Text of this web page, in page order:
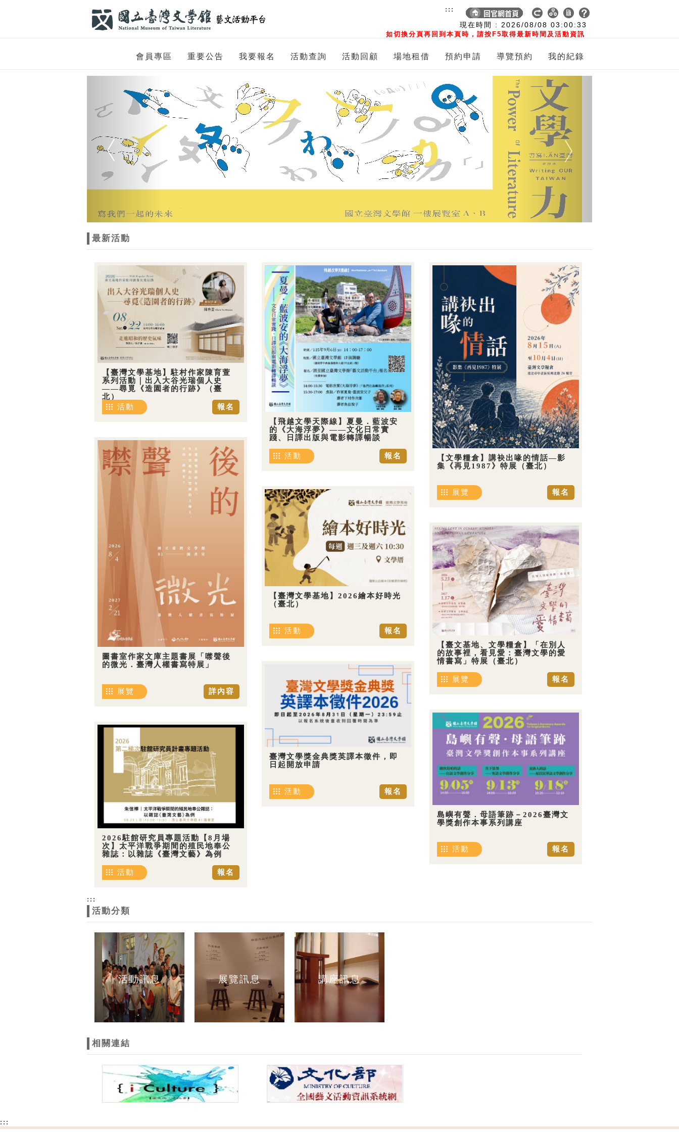
現在時間 : 2026/08/08 03:00:33
如切換分頁再回到本頁時，請按F5取得最新時間及活動資訊
:::
會員專區 重要公告 我要報名 活動查詢 活動回顧 場地租借 預約申請 導覽預約 我的紀錄
Next
最新活動
【臺灣文學基地】駐村作家陳育萱
系列活動｜出入大谷光瑞個人史
——尋覓《造園者的行跡》（臺
北）
報名
活動
【飛越文學天際線】夏曼．藍波安
的《大海浮夢》——文化日常實
踐、日譯出版與電影轉譯暢談
報名
活動
【文學糧倉】講袂出喙的情話—影
集《再見1987》特展（臺北）
報名
展覽
圖書室作家文庫主題書展「噤聲後
的微光．臺灣人權書寫特展」
詳內容
展覽
【臺灣文學基地】2026繪本好時光
（臺北）
報名
活動
【臺文基地、文學糧倉】「在別人
的故事裡，看見愛：臺灣文學的愛
情書寫」特展（臺北）
報名
展覽
臺灣文學獎金典獎英譯本徵件，即
日起開放申請
報名
活動
島嶼有聲．母語筆跡－2026臺灣文
學獎創作本事系列講座
報名
活動
2026駐館研究員專題活動【8月場
次】太平洋戰爭期間的殖民地奉公
雜誌：以雜誌《臺灣文藝》為例
報名
活動
:::
活動分類
活動訊息 展覽訊息 講座訊息
相關連結
:::